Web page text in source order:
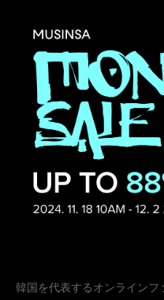
韓国を代表するオンラインフ